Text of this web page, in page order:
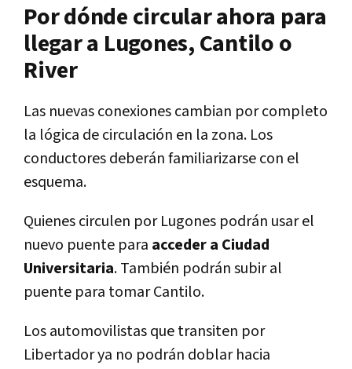
Por dónde circular ahora para
llegar a Lugones, Cantilo o
River
Las nuevas conexiones cambian por completo
la lógica de circulación en la zona. Los
conductores deberán familiarizarse con el
esquema.
Quienes circulen por Lugones podrán usar el
nuevo puente para acceder a Ciudad
Universitaria. También podrán subir al
puente para tomar Cantilo.
Los automovilistas que transiten por
Libertador ya no podrán doblar hacia